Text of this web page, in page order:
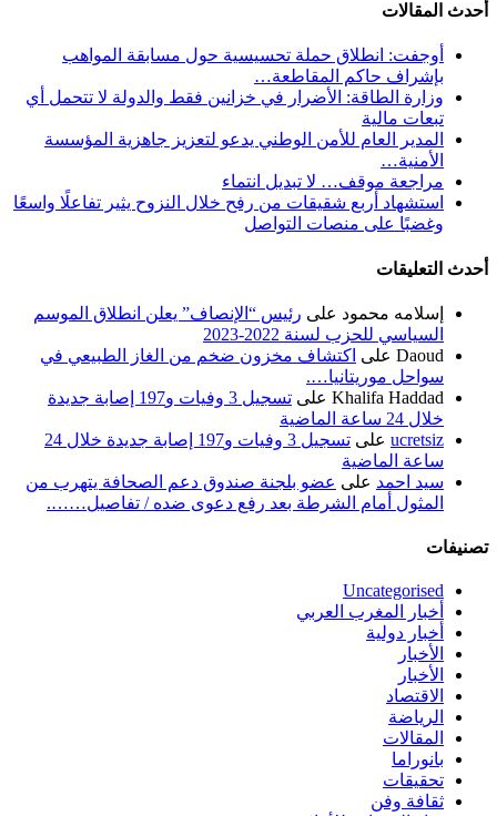
أحدث المقالات
أوجفت: انطلاق حملة تحسيسية حول مسابقة المواهب
بإشراف حاكم المقاطعة…
وزارة الطاقة: الأضرار في خزانين فقط والدولة لا تتحمل أي
تبعات مالية
المدير العام للأمن الوطني يدعو لتعزيز جاهزية المؤسسة
الأمنية…
مراجعة موقف… لا تبديل انتماء
استشهاد أربع شقيقات من رفح خلال النزوح يثير تفاعلًا واسعًا
وغضبًا على منصات التواصل
أحدث التعليقات
إسلامه محمود على رئيس “الإنصاف” يعلن انطلاق الموسم
السياسي للحزب لسنة 2022-2023
Daoud على اكتشاف مخزون ضخم من الغاز الطبيعي في
سواحل موريتانيا….
Khalifa Haddad على
تسجيل 3 وفيات و197 إصابة جديدة
خلال 24 ساعة الماضية
ucretsiz على
تسجيل 3 وفيات و197 إصابة جديدة خلال 24
ساعة الماضية
سيد احمد على عضو بلجنة صندوق دعم الصحافة يتهرب من
المثول أمام الشرطة بعد رفع دعوى ضده / تفاصيل…….
تصنيفات
Uncategorised
أخبار المغرب العربي
أخبار دولية
الأخبار
الأخبار
الاقتصاد
الرياضة
المقالات
بانوراما
تحقيقات
ثقافة وفن